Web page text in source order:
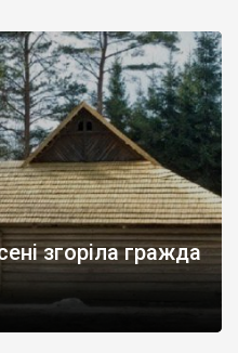
згоріла гражда